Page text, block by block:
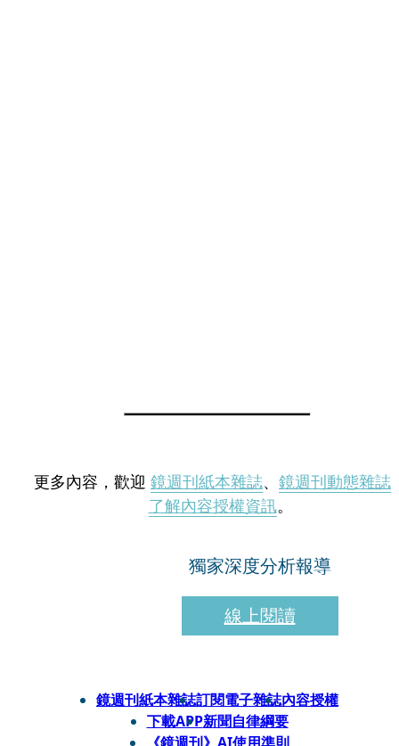
更多內容，歡迎 鏡週刊紙本雜誌、 鏡週刊動態雜誌
了解內容授權資訊。
獨家深度分析報導
線上閱讀
鏡週刊紙本雜誌訂閱電子雜誌內容授權
下載APP新聞自律綱要